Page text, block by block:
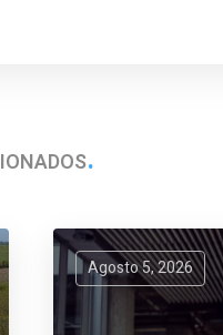
Agosto 5, 2026